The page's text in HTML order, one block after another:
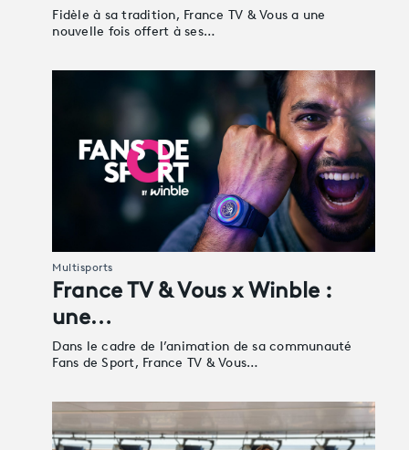
Fidèle à sa tradition, France TV & Vous a une
nouvelle fois offert à ses…
Multisports
France TV & Vous x Winble :
une…
Dans le cadre de l’animation de sa communauté
Fans de Sport, France TV & Vous…